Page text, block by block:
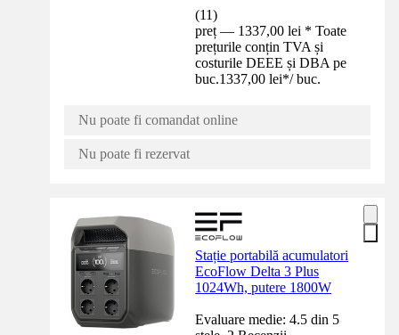
(11)
preț — 1337,00 lei * Toate
prețurile conțin TVA și
costurile DEEE și DBA pe
buc.1337,00 lei*/ buc.
Nu poate fi comandat online
Nu poate fi rezervat
Stație portabilă acumulatori
EcoFlow Delta 3 Plus
1024Wh, putere 1800W
Evaluare medie: 4.5 din 5